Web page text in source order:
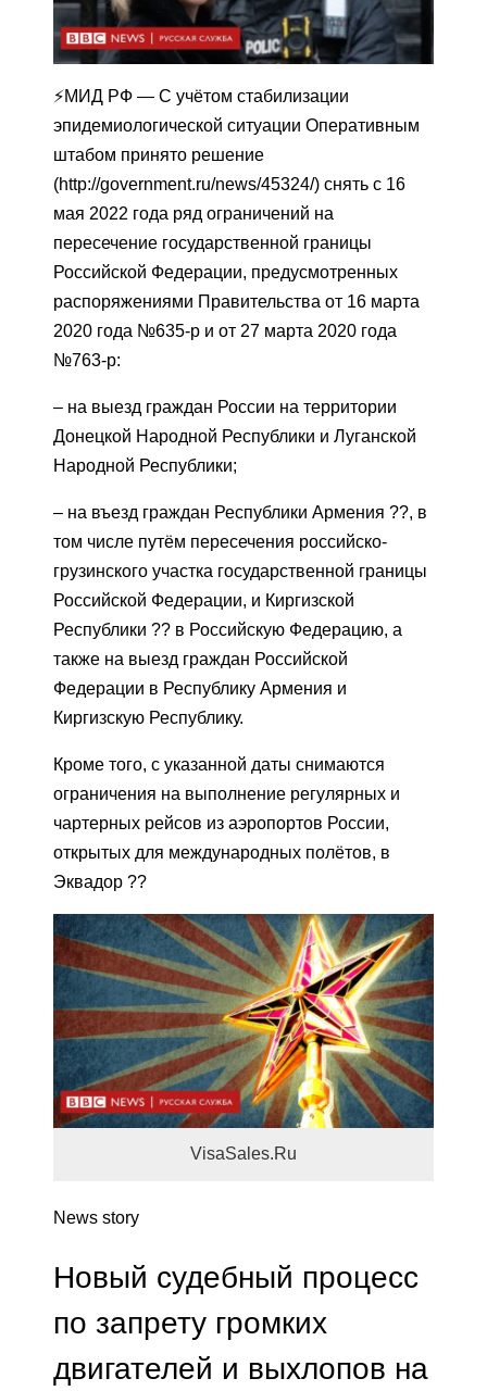
⚡️МИД РФ — С учётом стабилизации
эпидемиологической ситуации Оперативным
штабом принято решение
(http://government.ru/news/45324/) снять с 16
мая 2022 года ряд ограничений на
пересечение государственной границы
Российской Федерации, предусмотренных
распоряжениями Правительства от 16 марта
2020 года №635-р и от 27 марта 2020 года
№763-р:
– на выезд граждан России на территории
Донецкой Народной Республики и Луганской
Народной Республики;
– на въезд граждан Республики Армения ??, в
том числе путём пересечения российско-
грузинского участка государственной границы
Российской Федерации, и Киргизской
Республики ?? в Российскую Федерацию, а
также на выезд граждан Российской
Федерации в Республику Армения и
Киргизскую Республику.
Кроме того, с указанной даты снимаются
ограничения на выполнение регулярных и
чартерных рейсов из аэропортов России,
открытых для международных полётов, в
Эквадор ??
VisaSales.Ru
News story
Новый судебный процесс
по запрету громких
двигателей и выхлопов на